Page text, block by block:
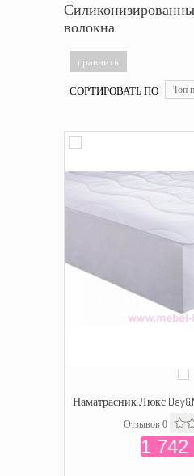
волокна.
СОРТИРОВАТЬ ПО Топ
Наматрасник Люкс
Отзывов 0
1 742